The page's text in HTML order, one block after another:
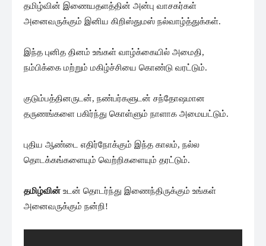
தமிழ்வின் இணையதளத்தின் அன்பு வாசகர்கள்
அனைவருக்கும் இனிய கிறிஸ்துமஸ் நல்வாழ்த்துக்கள்.
இந்த புனித தினம் உங்கள் வாழ்க்கையில் அமைதி,
நம்பிக்கை மற்றும் மகிழ்ச்சியை கொண்டு வரட்டும்.
குடும்பத்தினருடன், நண்பர்களுடன் சந்தோஷமான
தருணங்களை பகிர்ந்து கொள்ளும் நாளாக அமையட்டும்.
புதிய ஆண்டை எதிர்நோக்கும் இந்த காலம், நல்ல
தொடக்கங்களையும் வெற்றிகளையும் தரட்டும்.
தமிழ்வின் உடன் தொடர்ந்து இணைந்திருக்கும் உங்கள்
அனைவருக்கும் நன்றி!